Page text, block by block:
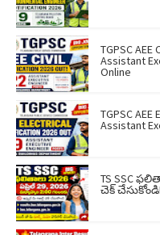
TGPSC
Assistant
Online
TGPSC
Assistant
TS SSC
చెక్ చేసుకోండి!